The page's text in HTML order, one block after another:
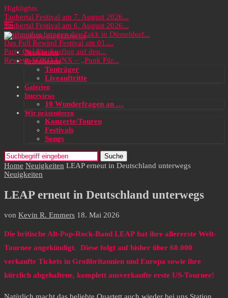
Highlights
Taubertal Festival am 7. August 2026...
Taubertal Festival am 6. August 2026...
Wolfmother bringen das Zakk in Düsseldorf...
Das Full Rewind Festival am 01....
Party On! Ein Ausflug auf den...
Review: SOKO LiNX – „Punk Für...
Neuigkeiten
Rezensionen
Tonträger
Liveauftritte
Galerien
Interviews
10 Wunderfragen an …
Wir präsentieren
Konzerte/Touren
Festivals
Songs
Suche
Home Neuigkeiten LEAP erneut in Deutschland unterwegs
Neuigkeiten
LEAP erneut in Deutschland unterwegs
von Kevin R. Emmers 18. Mai 2026
Die britische Alt-Pop-Rock-Band LEAP hat ihre allererste Welt-
Tournee angekündigt. Diese folgt auf bisher über 60.000
verkaufte Tickets in Großbritannien und Europa sowie ihre
kürzlich abgehaltene, komplett ausverkaufte erste US-Tournee!